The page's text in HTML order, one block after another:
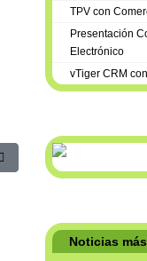
Webinar
TPV con
Presentación
Electrónico
vTiger CRM
Noticias